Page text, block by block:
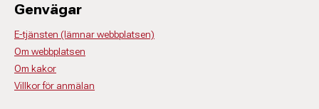
Genvägar
E-tjänsten (lämnar webbplatsen)
Om webbplatsen
Om kakor
Villkor för anmälan